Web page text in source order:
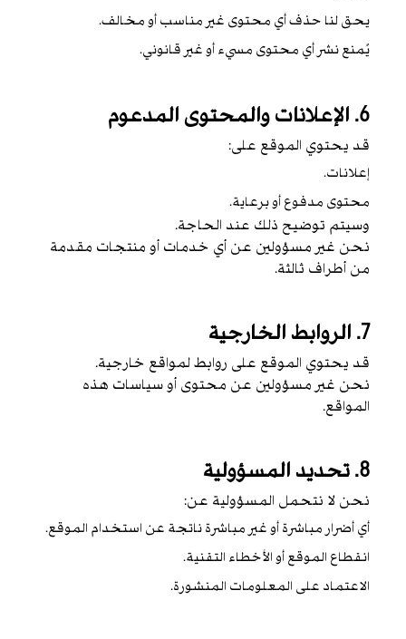
يحق لنا حذف أي محتوى غير مناسب أو مخالف.
يُمنع نشر أي محتوى مسيء أو غير قانوني.
6. الإعلانات والمحتوى المدعوم
قد يحتوي الموقع على:
إعلانات.
محتوى مدفوع أو برعاية.
وسيتم توضيح ذلك عند الحاجة.
نحن غير مسؤولين عن أي خدمات أو منتجات مقدمة
من أطراف ثالثة.
7. الروابط الخارجية
قد يحتوي الموقع على روابط لمواقع خارجية.
نحن غير مسؤولين عن محتوى أو سياسات هذه
المواقع.
8. تحديد المسؤولية
نحن لا نتحمل المسؤولية عن:
أي أضرار مباشرة أو غير مباشرة ناتجة عن استخدام الموقع.
انقطاع الموقع أو الأخطاء التقنية.
الاعتماد على المعلومات المنشورة.